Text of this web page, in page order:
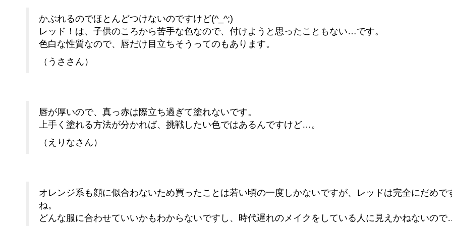
かぶれるのでほとんどつけないのですけど(^_^;)
レッド！は、子供のころから苦手な色なので、付けようと思ったこともない…です。
色白な性質なので、唇だけ目立ちそうってのもあります。
（うささん）
唇が厚いので、真っ赤は際立ち過ぎて塗れないです。
上手く塗れる方法が分かれば、挑戦したい色ではあるんですけど…。
（えりなさん）
オレンジ系も顔に似合わないため買ったことは若い頃の一度しかないですが、レッドは完全にだめで
ね。
どんな服に合わせていいかもわからないですし、時代遅れのメイクをしている人に見えかねないの